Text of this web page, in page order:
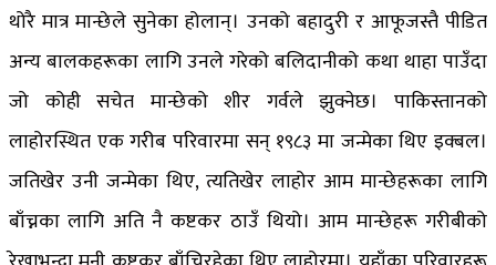
थोरै मात्र मान्छेले सुनेका होलान्। उनको बहादुरी र आफूजस्तै पीडित
अन्य बालकहरूका लागि उनले गरेको बलिदानीको कथा थाहा पाउँदा
जो कोही सचेत मान्छेको शीर गर्वले झुक्नेछ। पाकिस्तानको
लाहोरस्थित एक गरीब परिवारमा सन् १९८३ मा जन्मेका थिए इक्बल।
जतिखेर उनी जन्मेका थिए, त्यतिखेर लाहोर आम मान्छेहरूका लागि
बाँच्नका लागि अति नै कष्टकर ठाउँ थियो। आम मान्छेहरू गरीबीको